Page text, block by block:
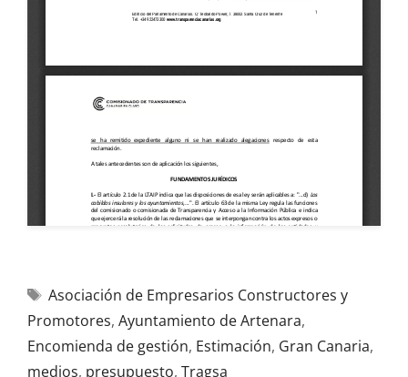
Asociación de Empresarios Constructores y
Promotores, Ayuntamiento de Artenara,
Encomienda de gestión, Estimación, Gran Canaria,
medios, presupuesto, Tragsa